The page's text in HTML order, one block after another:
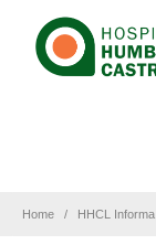
Home HHCL Informa